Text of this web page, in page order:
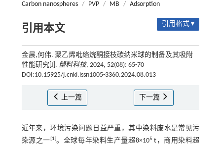
Carbon nanospheres / PVP / MB / Adsorption
引用本文 引用格式 ▾
金晨,何伟. 聚乙烯吡络烷酮接枝碳纳米球的制备及其吸附
性能研究[J]. 塑料科技, 2024, 52(08): 65-70
DOI:10.15925/j.cnki.issn1005-3360.2024.08.013
上一篇 下一篇
近年来，环境污染问题日益严重，其中染料废水是常见污
染源之一[1]。全球每年染料生产量超8×105 t，商用染料超